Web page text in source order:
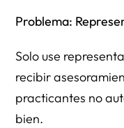
Problema:
Solo use
recibir
practicantes no
bien.